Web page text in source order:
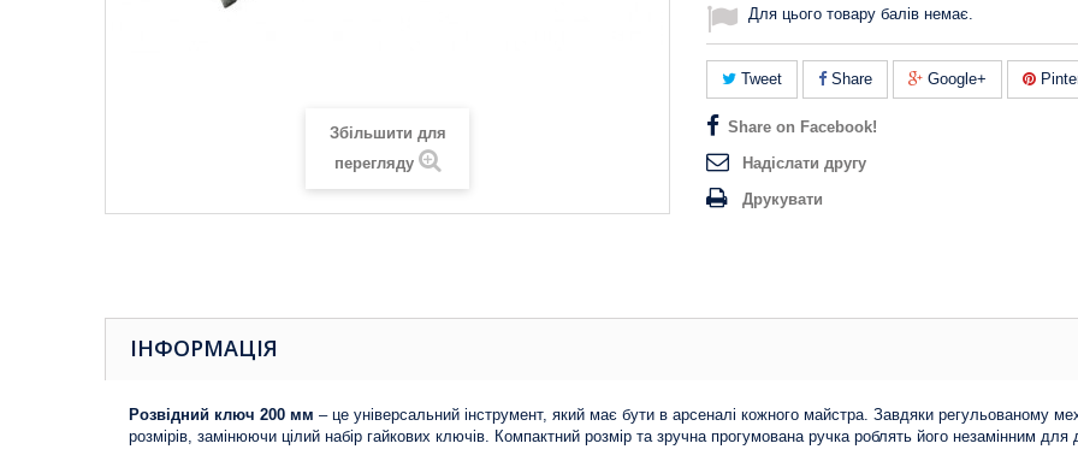
Збільшити для
перегляду
Для цього товару балів немає.
Tweet Share Google+
Share on Facebook!
Надіслати другу
Друкувати
ІНФОРМАЦІЯ
Розвідний ключ 200 мм – це універсальний інструмент, який має бути в арсеналі кожного майстра. Завдяки регульованому
розмірів, замінюючи цілий набір гайкових ключів. Компактний розмір та зручна прогумована ручка роблять його незамінним